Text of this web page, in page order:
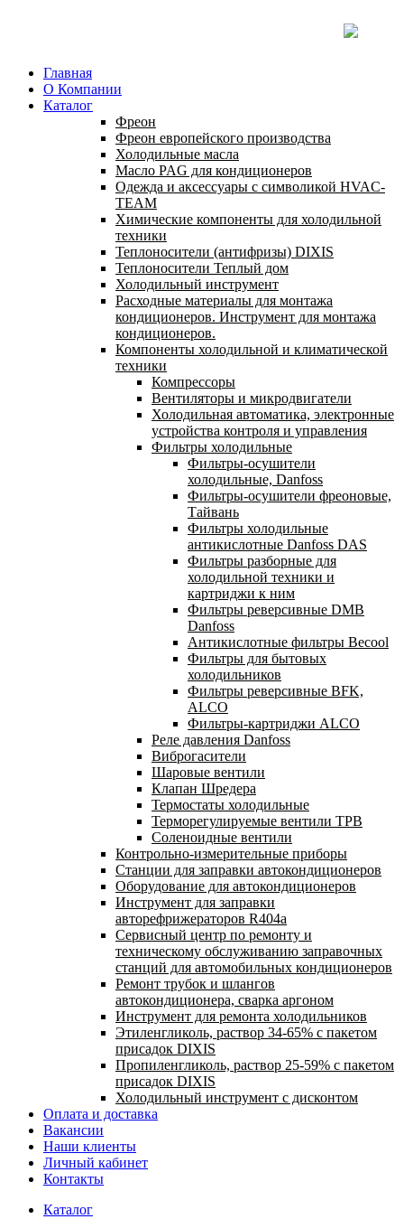
Главная
О Компании
Каталог
Фреон
Фреон европейского производства
Холодильные масла
Масло PAG для кондиционеров
Одежда и аксессуары с символикой HVAC-
TEAM
Химические компоненты для холодильной
техники
Теплоносители (антифризы) DIXIS
Теплоносители Теплый дом
Холодильный инструмент
Расходные материалы для монтажа
кондиционеров. Инструмент для монтажа
кондиционеров.
Компоненты холодильной и климатической
техники
Компрессоры
Вентиляторы и микродвигатели
Холодильная автоматика, электронные
устройства контроля и управления
Фильтры холодильные
Фильтры-осушители
холодильные, Danfoss
Фильтры-осушители фреоновые,
Тайвань
Фильтры холодильные
антикислотные Danfoss DAS
Фильтры разборные для
холодильной техники и
картриджи к ним
Фильтры реверсивные DMB
Danfoss
Антикислотные фильтры Becool
Фильтры для бытовых
холодильников
Фильтры реверсивные BFK,
ALCO
Фильтры-картриджи ALCO
Реле давления Danfoss
Виброгасители
Шаровые вентили
Клапан Шредера
Термостаты холодильные
Терморегулируемые вентили ТРВ
Соленоидные вентили
Контрольно-измерительные приборы
Станции для заправки автокондиционеров
Оборудование для автокондиционеров
Инструмент для заправки
авторефрижераторов R404a
Сервисный центр по ремонту и
техническому обслуживанию заправочных
станций для автомобильных кондиционеров
Ремонт трубок и шлангов
автокондиционера, сварка аргоном
Инструмент для ремонта холодильников
Этиленгликоль, раствор 34-65% с пакетом
присадок DIXIS
Пропиленгликоль, раствор 25-59% с пакетом
присадок DIXIS
Холодильный инструмент с дисконтом
Оплата и доставка
Вакансии
Наши клиенты
Личный кабинет
Контакты
Каталог